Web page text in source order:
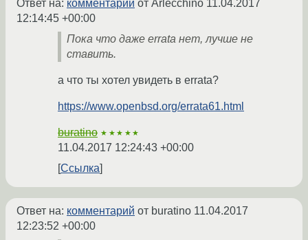
Ответ на: комментарий от Arlecchino 11.04.2017
12:14:45 +00:00
Пока что даже errata нет, лучше не
ставить.
а что ты хотел увидеть в errata?
https://www.openbsd.org/errata61.html
buratino ★★★★★
11.04.2017 12:24:43 +00:00
Ссылка
Ответ на: комментарий от buratino 11.04.2017
12:23:52 +00:00